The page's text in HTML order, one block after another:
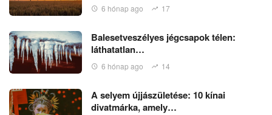
6 hónap ago 17
Balesetveszélyes jégcsapok télen:
láthatatlan…
6 hónap ago 14
A selyem újjászületése: 10 kínai
divatmárka, amely…